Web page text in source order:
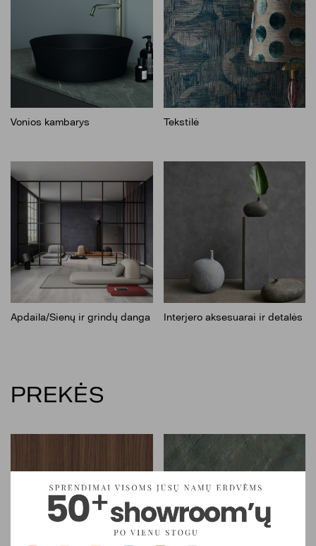
Vonios kambarys Tekstilė
Apdaila/Sienų ir grindų danga Interjero aksesuarai ir detalės
PREKĖS